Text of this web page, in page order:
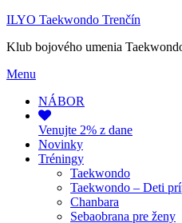
ILYO Taekwondo Trenčín
Klub bojového umenia
Menu
NÁBOR
Venujte 2% z dane
Novinky
Tréningy
Taekwondo
Taekwondo – Deti
Chanbara
Sebaobrana pre ženy